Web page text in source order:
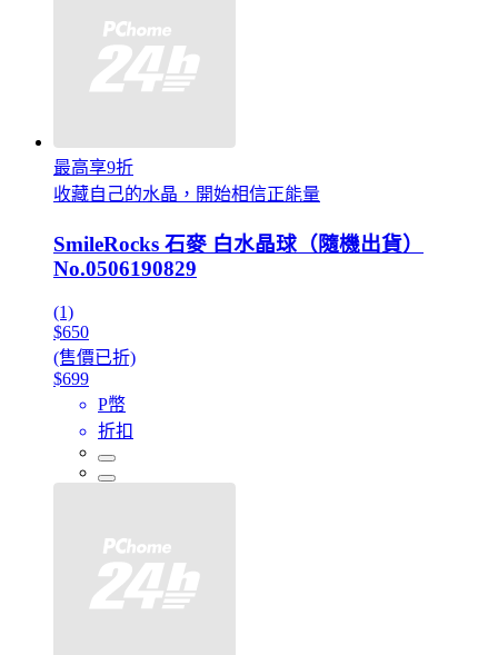
最高享9折
收藏自己的水晶，開始相信正能量
SmileRocks 石麥 白水晶球（隨機出貨）
No.0506190829
(1)
$650
(售價已折)
$699
P幣
折扣